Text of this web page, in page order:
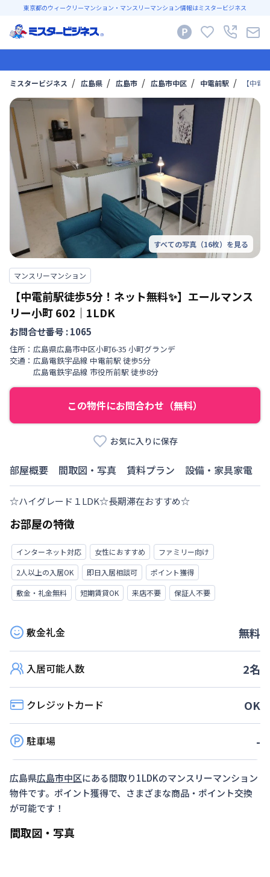
東京都のウィークリーマンション・マンスリーマンション情報はミスタービジネス
ミスタービジネス 広島県 広島市 広島市中区 中電前駅 【中
すべての写真（16枚）を見る
マンスリーマンション
【中電前駅徒歩5分！ネット無料✨】エールマンス
リー小町602 ｜ 1LDK
お問合せ番号 :1065
住所： 広島県広島市中区小町6-35 小町グランデ
交通： 広島電鉄宇品線 中電前駅 徒歩5分
広島電鉄宇品線 市役所前駅 徒歩8分
この物件にお問合わせ（無料）
お気に入りに保存
部屋概要 間取図・写真 賃料プラン 設備・家具家電
☆ハイグレード１LDK☆長期滞在おすすめ☆
お部屋の特徴
インターネット対応 女性におすすめ
ファミリー向け
2人以上の入居OK
即日入居相談可
ポイント獲得
敷金・礼金無料
短期賃貸OK 来店不要 保証人不要
敷金礼金 無料
入居可能人数 2名
クレジットカード OK
駐車場 -
広島県広島市中区にある間取り1LDKのマンスリーマンション
物件です。ポイント獲得で、さまざまな商品・ポイント交換
が可能です！
間取図・写真